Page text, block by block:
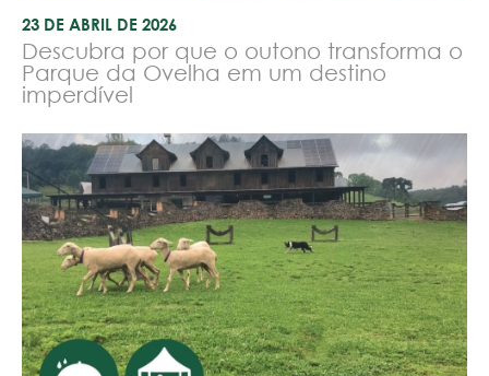
23 DE ABRIL DE 2026
Descubra por que o outono transforma o
Parque da Ovelha em um destino
imperdível